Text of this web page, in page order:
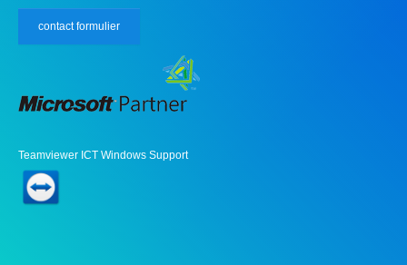
contact formulier
Teamviewer ICT Windows Support